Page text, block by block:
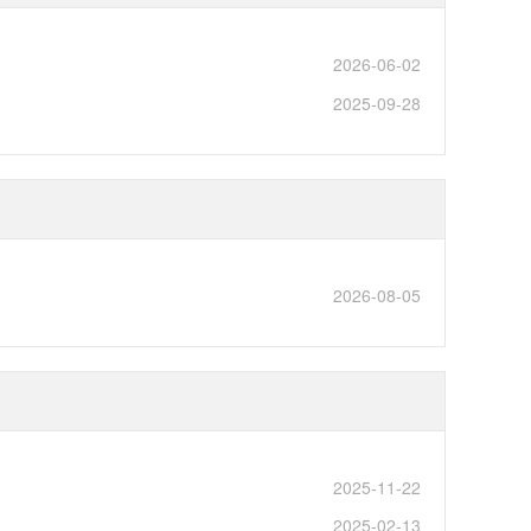
2026-06-02
2025-09-28
2026-08-05
2025-11-22
2025-02-13